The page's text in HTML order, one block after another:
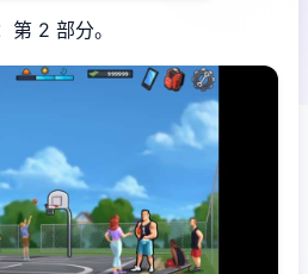
第 2 部分。